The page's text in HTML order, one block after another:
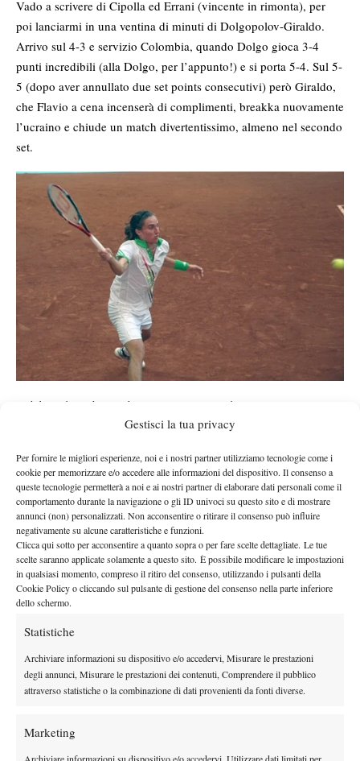
Gestisci la tua privacy
Per fornire le migliori esperienze, noi e i nostri partner utilizziamo tecnologie come i
cookie per memorizzare e/o accedere alle informazioni del dispositivo. Il consenso a
queste tecnologie permetterà a noi e ai nostri partner di elaborare dati personali come il
comportamento durante la navigazione o gli ID univoci su questo sito e di mostrare
annunci (non) personalizzati. Non acconsentire o ritirare il consenso può influire
negativamente su alcune caratteristiche e funzioni.
Clicca qui sotto per acconsentire a quanto sopra o per fare scelte dettagliate. Le tue
scelte saranno applicate solamente a questo sito. È possibile modificare le impostazioni
in qualsiasi momento, compreso il ritiro del consenso, utilizzando i pulsanti della
Cookie Policy o cliccando sul pulsante di gestione del consenso nella parte inferiore
dello schermo.
Statistiche
Archiviare informazioni su dispositivo e/o accedervi, Misurare le prestazioni
degli annunci, Misurare le prestazioni dei contenuti, Comprendere il pubblico
attraverso statistiche o la combinazione di dati provenienti da fonti diverse.
Marketing
Archiviare informazioni su dispositivo e/o accedervi, Utilizzare dati limitati per
Vado a scrivere di Cipolla ed Errani (vincente in rimonta), per
poi lanciarmi in una ventina di minuti di Dolgopolov-Giraldo.
Arrivo sul 4-3 e servizio Colombia, quando Dolgo gioca 3-4
punti incredibili (alla Dolgo, per l’appunto!) e si porta 5-4. Sul 5-
5 (dopo aver annullato due set points consecutivi) però Giraldo,
che Flavio a cena incenserà di complimenti, breakka nuovamente
l’ucraino e chiude un match divertentissimo, almeno nel secondo
set.
(Oleksandr Dologopolov – Foto Nizegorodcew)
La giornata di tennis è finita, anche perché Golubev dopo aver
Monaco, non esattamente il giocatore più in forma del circuito
Atp. Golubev, ahimé, pare esser sulla “Bolelli Street” (che ha
vinto il primo titolo Atp in doppio a Monaco in coppia con
Zeballos. Bravo Bole! Dai!)
E’ tempo di cenare. E’ tempo di entrare nella Players Area.
Ravioli con le verdure e Bistecca sublime. Flavio mangia anche il
dolce, ma lui se lo può permettere, dopo aver corso per 2 ore e
46 minuti. A tavola parliamo del più e del meno, ma soprattutto
del match di domani contro Roddick. Non proprio il miglior
la sua carne da 35 minuti. “Domani devo giocare alle 11, vi
prego portatemela…” – continuava ad esclamare. Flavio mi
italiano. Proverò ad intervistarla… se non qui nelle prossime